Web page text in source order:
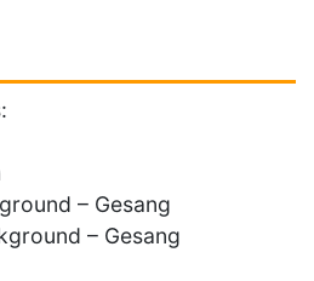
– Gesang
– Gesang